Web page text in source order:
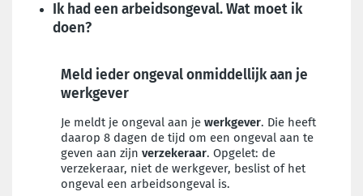
Ik had een arbeidsongeval. Wat moet ik
doen?
Meld ieder ongeval onmiddellijk aan je
werkgever
Je meldt je ongeval aan je werkgever. Die heeft
daarop 8 dagen de tijd om een ongeval aan te
geven aan zijn verzekeraar. Opgelet: de
verzekeraar, niet de werkgever, beslist of het
ongeval een arbeidsongeval is.